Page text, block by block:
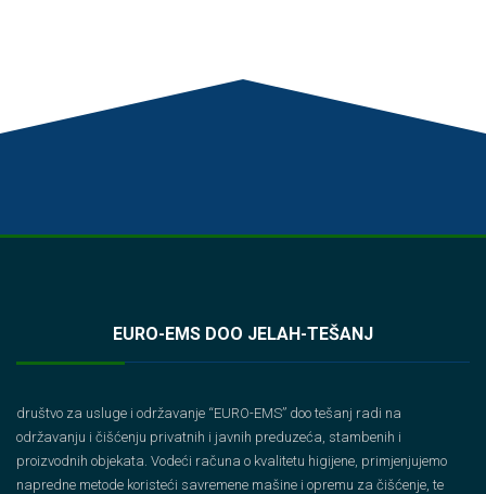
EURO-EMS DOO JELAH-TEŠANJ
društvo za usluge i održavanje “EURO-EMS” doo tešanj radi na
održavanju i čišćenju privatnih i javnih preduzeća, stambenih i
proizvodnih objekata. Vodeći računa o kvalitetu higijene, primjenjujemo
napredne metode koristeći savremene mašine i opremu za čišćenje, te